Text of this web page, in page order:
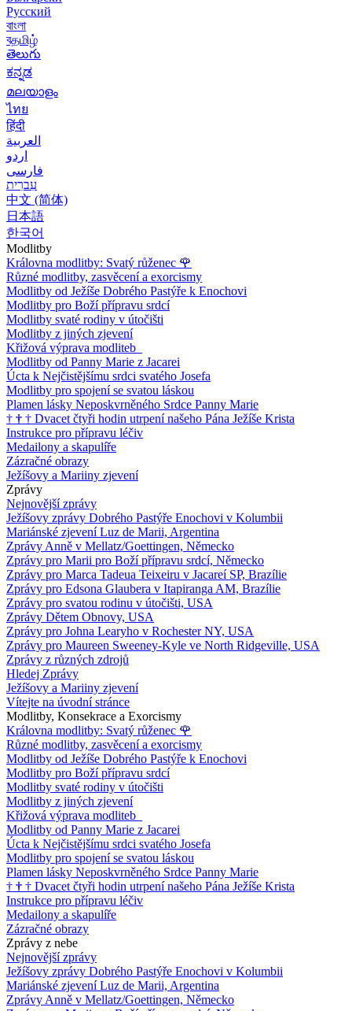
Русский
বাংলা
বதமிழ்
తెలుగు
ಕನ್ನಡ
മലയാളം
ไทย
हिंदी
العربية
اردو
فارسی
עִברִית
中文 (简体)
日本語
한국어
Modlitby
Královna modlitby: Svatý růženec 🌹
Různé modlitby, zasvěcení a exorcismy
Modlitby od Ježíše Dobrého Pastýře k Enochovi
Modlitby pro Boží přípravu srdcí
Modlitby svaté rodiny v útočišti
Modlitby z jiných zjevení
Křižová výprava modliteb
Modlitby od Panny Marie z Jacarei
Úcta k Nejčistějšímu srdci svatého Josefa
Modlitby pro spojení se svatou láskou
Plamen lásky Neposkvrněného Srdce Panny Marie
† † † Dvacet čtyři hodin utrpení našeho Pána Ježíše Krista
Instrukce pro přípravu léčiv
Medailony a skapulíře
Zázračné obrazy
Ježíšovy a Mariiny zjevení
Zprávy
Nejnovější zprávy
Ježíšovy zprávy Dobrého Pastýře Enochovi v Kolumbii
Mariánské zjevení Luz de Marii, Argentina
Zprávy Anně v Mellatz/Goettingen, Německo
Zprávy pro Marii pro Boží přípravu srdcí, Německo
Zprávy pro Marca Tadeua Teixeiru v Jacareí SP, Brazílie
Zprávy pro Edsona Glaubera v Itapiranga AM, Brazílie
Zprávy pro svatou rodinu v útočišti, USA
Zprávy Dětem Obnovy, USA
Zprávy pro Johna Learyho v Rochester NY, USA
Zprávy pro Maureen Sweeney-Kyle ve North Ridgeville, USA
Zprávy z různých zdrojů
Hledej Zprávy
Ježíšovy a Mariiny zjevení
Vítejte na úvodní stránce
Modlitby, Konsekrace a Exorcismy
Královna modlitby: Svatý růženec 🌹
Různé modlitby, zasvěcení a exorcismy
Modlitby od Ježíše Dobrého Pastýře k Enochovi
Modlitby pro Boží přípravu srdcí
Modlitby svaté rodiny v útočišti
Modlitby z jiných zjevení
Křižová výprava modliteb
Modlitby od Panny Marie z Jacarei
Úcta k Nejčistějšímu srdci svatého Josefa
Modlitby pro spojení se svatou láskou
Plamen lásky Neposkvrněného Srdce Panny Marie
† † † Dvacet čtyři hodin utrpení našeho Pána Ježíše Krista
Instrukce pro přípravu léčiv
Medailony a skapulíře
Zázračné obrazy
Zprávy z nebe
Nejnovější zprávy
Ježíšovy zprávy Dobrého Pastýře Enochovi v Kolumbii
Mariánské zjevení Luz de Marii, Argentina
Zprávy Anně v Mellatz/Goettingen, Německo